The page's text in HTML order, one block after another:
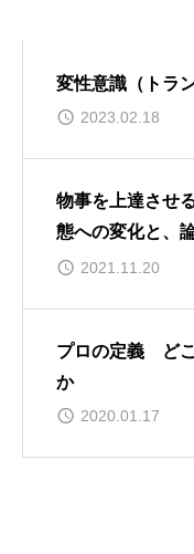
変性意識（トラ
2023.02.18
物事を上達させ
態への変化と、
いてー2021.11.20
プロの定義 ど
か
2020.01.17